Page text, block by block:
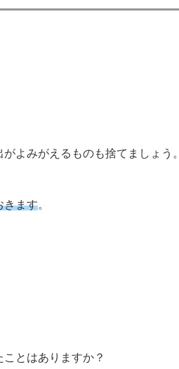
よみがえるものも捨てましょう。
きます。
とはありますか？